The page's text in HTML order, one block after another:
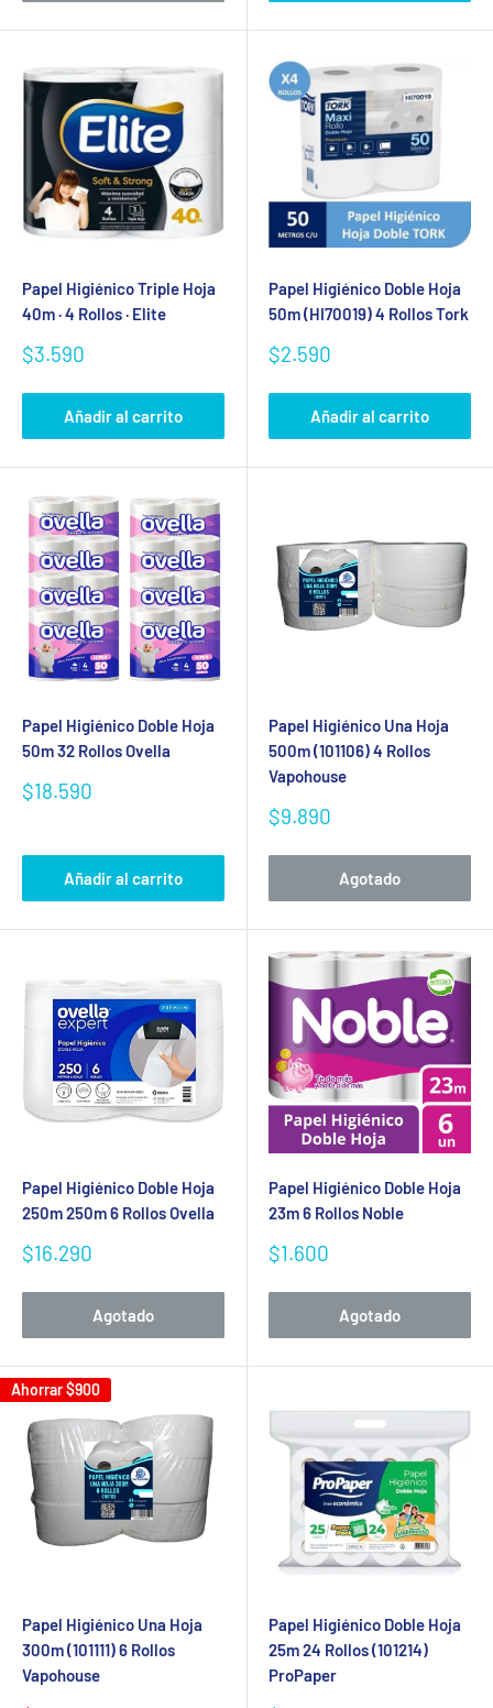
Papel Higiénico Triple Hoja
40m · 4 Rollos · Elite
Precio
venta
$3.590
Añadir al carrito
Papel Higiénico Doble Hoja
50m (HI70019) 4 Rollos Tork
Precio
venta
$2.590
Añadir al carrito
Papel Higiénico Doble Hoja
50m 32 Rollos Ovella
Precio
$18.590
Añadir al carrito
Papel Higiénico Una Hoja
500m (101106) 4 Rollos
Vapohouse
Precio
venta
$9.890
Agotado
Papel Higiénico Doble Hoja
250m 250m 6 Rollos Ovella
Precio
venta
$16.290
Agotado
Papel Higiénico Doble Hoja
23m 6 Rollos Noble
Precio
venta
$1.600
Agotado
Ahorrar$900
Papel Higiénico Una Hoja
300m (101111) 6 Rollos
Vapohouse
Papel Higiénico Doble Hoja
25m 24 Rollos (101214)
ProPaper
Se requiere iniciar sesión
Inicie sesión en su cuenta para agregar productos a su
lista de deseos y ver los artículos guardados
anteriormente.
Acceso